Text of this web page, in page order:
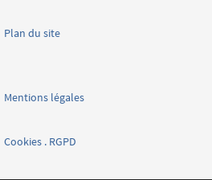
Plan du site
Mentions légales
Cookies . RGPD